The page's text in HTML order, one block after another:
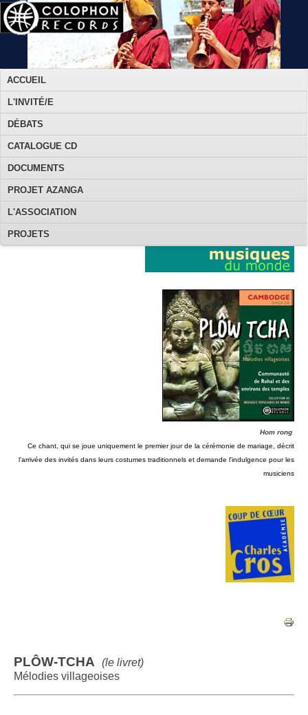
ACCUEIL
L'INVITÉ/E
DÉBATS
CATALOGUE CD
DOCUMENTS
PROJET AZANGA
L'ASSOCIATION
PROJETS
Hom rong
Ce chant, qui se joue uniquement le premier jour de la cérémonie de mariage, décrit
l'arrivée des invités dans leurs costumes traditionnels et demande l'indulgence pour les
musiciens
PLÔW-TCHA
(le livret)
Mélodies villageoises